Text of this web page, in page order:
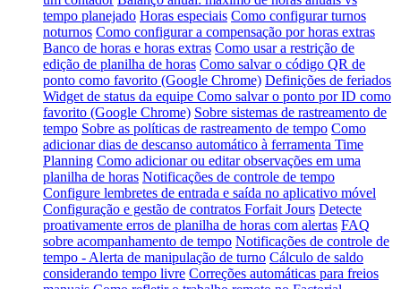
tempo planejado Horas especiais Como configurar turnos
noturnos Como configurar a compensação por horas extras
Banco de horas e horas extras Como usar a restrição de
edição de planilha de horas Como salvar o código QR de
ponto como favorito (Google Chrome) Definições de feriados
Widget de status da equipe Como salvar o ponto por ID como
favorito (Google Chrome) Sobre sistemas de rastreamento de
tempo Sobre as políticas de rastreamento de tempo Como
adicionar dias de descanso automático à ferramenta Time
Planning Como adicionar ou editar observações em uma
planilha de horas Notificações de controle de tempo
Configure lembretes de entrada e saída no aplicativo móvel
Configuração e gestão de contratos Forfait Jours Detecte
proativamente erros de planilha de horas com alertas FAQ
sobre acompanhamento de tempo Notificações de controle de
tempo - Alerta de manipulação de turno Cálculo de saldo
considerando tempo livre Correções automáticas para freios